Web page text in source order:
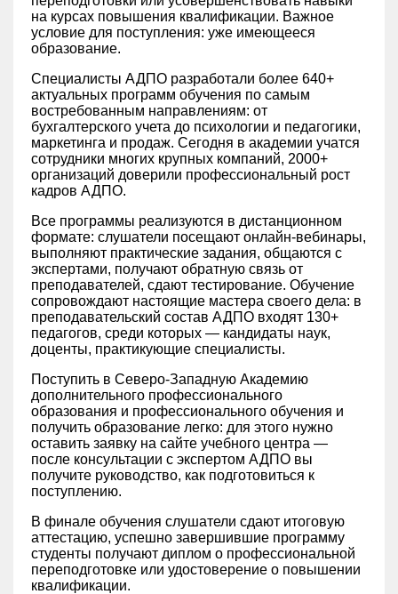
на курсах повышения квалификации. Важное
условие для поступления: уже имеющееся
образование.
Специалисты АДПО разработали более 640+
актуальных программ обучения по самым
востребованным направлениям: от
бухгалтерского учета до психологии и педагогики,
маркетинга и продаж. Сегодня в академии учатся
сотрудники многих крупных компаний, 2000+
организаций доверили профессиональный рост
кадров АДПО.
Все программы реализуются в дистанционном
формате: слушатели посещают онлайн-вебинары,
выполняют практические задания, общаются с
экспертами, получают обратную связь от
преподавателей, сдают тестирование. Обучение
сопровождают настоящие мастера своего дела: в
преподавательский состав АДПО входят 130+
педагогов, среди которых — кандидаты наук,
доценты, практикующие специалисты.
Поступить в Северо-Западную Академию
дополнительного профессионального
образования и профессионального обучения и
получить образование легко: для этого нужно
оставить заявку на сайте учебного центра —
после консультации с экспертом АДПО вы
получите руководство, как подготовиться к
поступлению.
В финале обучения слушатели сдают итоговую
аттестацию, успешно завершившие программу
студенты получают диплом о профессиональной
переподготовке или удостоверение о повышении
квалификации.